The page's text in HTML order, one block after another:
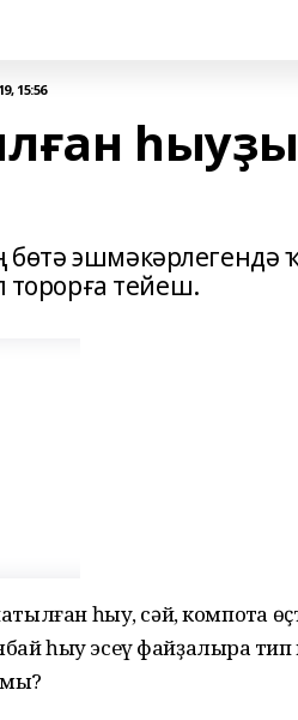
15:56
эшмәкәрлегендә
тейеш.
һыу, сәй, компотҡа
һыу эсеү файҙалыраҡ тип